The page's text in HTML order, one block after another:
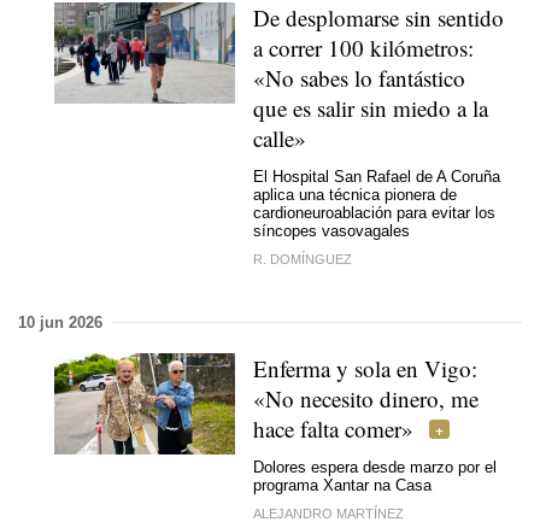
De desplomarse sin sentido
a correr 100 kilómetros:
«No sabes lo fantástico
que es salir sin miedo a la
calle»
El Hospital San Rafael de A Coruña
aplica una técnica pionera de
cardioneuroablación para evitar los
síncopes vasovagales
R. DOMÍNGUEZ
10 jun 2026
Enferma y sola en Vigo:
«No necesito dinero, me
hace falta comer»
Dolores espera desde marzo por el
programa Xantar na Casa
ALEJANDRO MARTÍNEZ